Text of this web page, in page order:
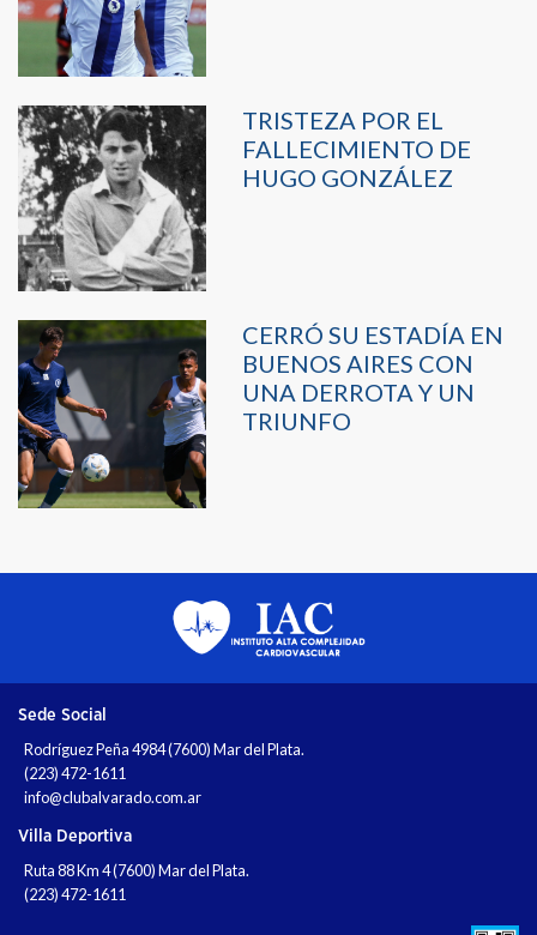
TRISTEZA POR EL
FALLECIMIENTO DE
HUGO GONZÁLEZ
CERRÓ SU ESTADÍA EN
BUENOS AIRES CON
UNA DERROTA Y UN
TRIUNFO
Sede Social
Rodríguez Peña 4984 (7600) Mar del Plata.
(223) 472-1611
info@clubalvarado.com.ar
Villa Deportiva
Ruta 88 Km 4 (7600) Mar del Plata.
(223) 472-1611